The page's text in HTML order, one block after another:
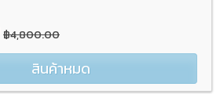
฿4,800.00
สินค้าหมด